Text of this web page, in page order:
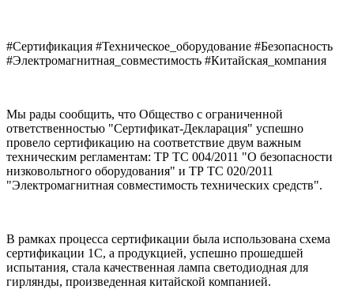
#Сертификация #Техническое_оборудование #Безопасность
#Электромагнитная_совместимость #Китайская_компания
Мы рады сообщить, что Общество с ограниченной
ответственностью "Сертификат-Декларация" успешно
провело сертификацию на соответствие двум важным
техническим регламентам: ТР ТС 004/2011 "О безопасности
низковольтного оборудования" и ТР ТС 020/2011
"Электромагнитная совместимость технических средств".
В рамках процесса сертификации была использована схема
сертификации 1С, а продукцией, успешно прошедшей
испытания, стала качественная лампа светодиодная для
гирлянды, произведенная китайской компанией.